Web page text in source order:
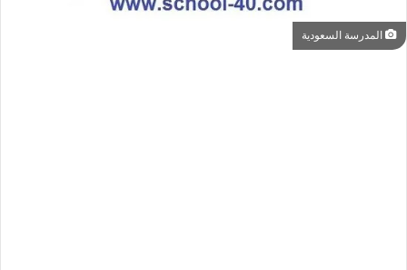
المدرسة السعودية